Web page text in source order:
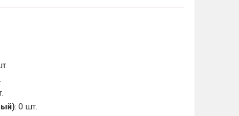
: 0 шт.